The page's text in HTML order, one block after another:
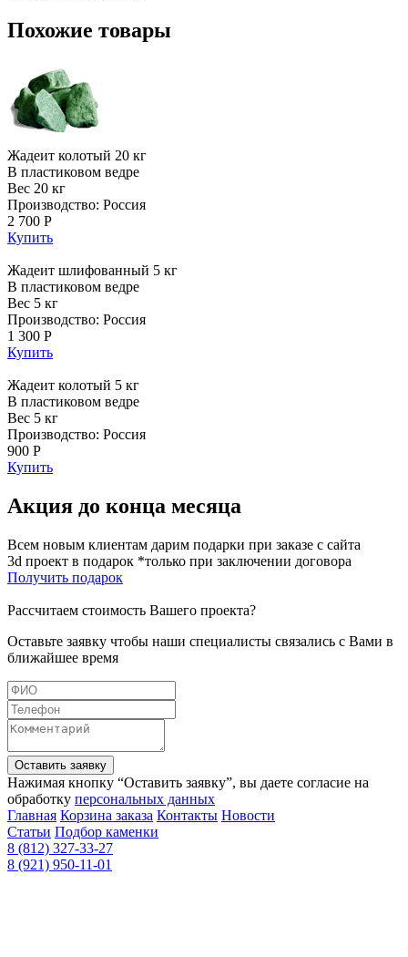
Похожие товары
Жадеит колотый 20 кг
В пластиковом ведре
Вес 20 кг
Производство: Россия
2 700 Р
Купить
Жадеит шлифованный 5 кг
В пластиковом ведре
Вес 5 кг
Производство: Россия
1 300 Р
Купить
Жадеит колотый 5 кг
В пластиковом ведре
Вес 5 кг
Производство: Россия
900 Р
Купить
Акция до конца месяца
Всем новым клиентам дарим подарки при заказе с сайта
3d проект в подарок *только при заключении договора
Получить подарок
Рассчитаем стоимость Вашего проекта?
Оставьте заявку чтобы наши специалисты связались с Вами в
ближайшее время
Оставить заявку
Нажимая кнопку “Оставить заявку”, вы даете согласие на
обработку персональных данных
Главная Корзина заказа Контакты Новости
Статьи Подбор каменки
8 (812) 327-33-27
8 (921) 950-11-01